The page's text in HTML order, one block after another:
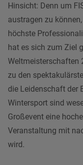
Hinsicht: Denn um
austragen zu
höchste
hat es sich zum Ziel
Weltmeisterschaften
zu den
die Leidenschaft der
Wintersport sind
Großevent eine
Veranstaltung mit
wird.